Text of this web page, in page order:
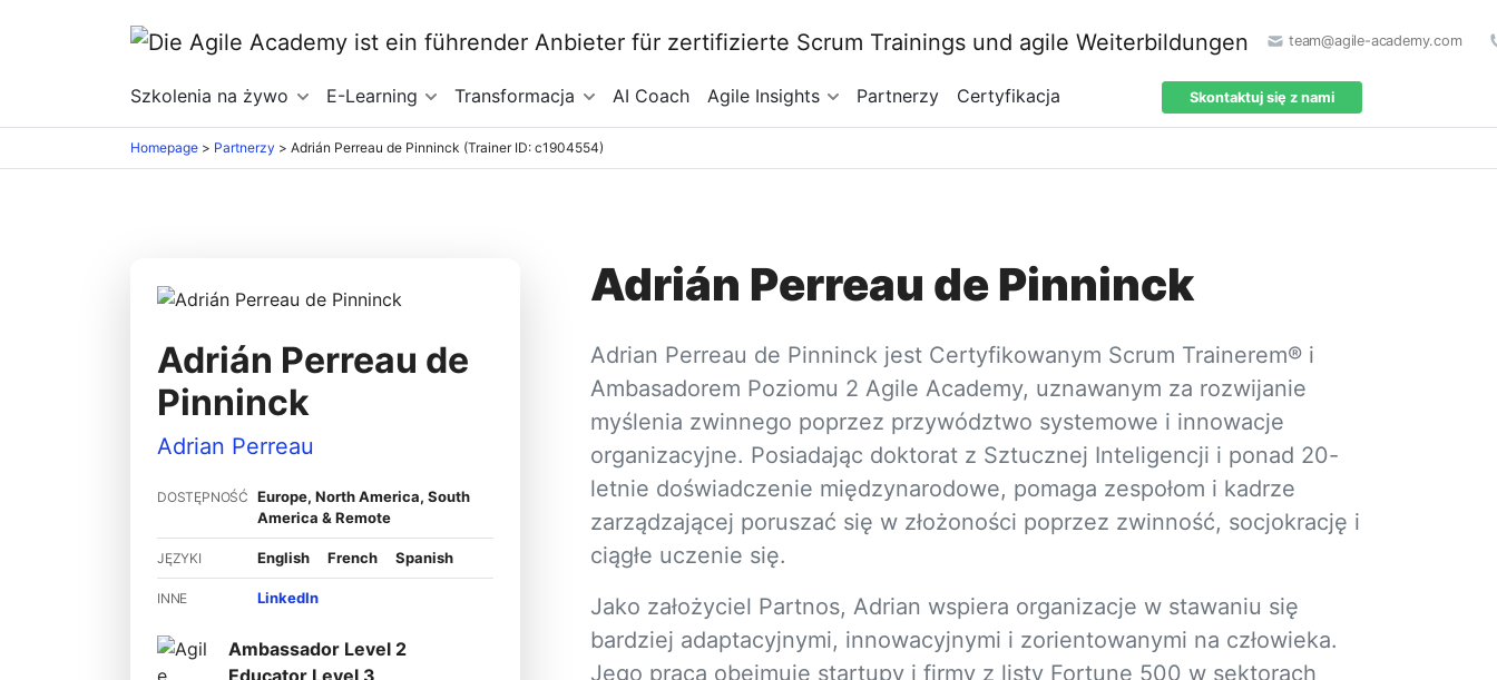
team@agile-academy.com
Szkolenia na żywo E-Learning Transformacja AI Coach Agile Insights Partnerzy Certyfikacja Skontaktuj się z nami
Homepage > Partnerzy > Adrián Perreau de Pinninck (Trainer ID: c1904554)
Adrián Perreau de
Pinninck
Adrian Perreau
DOSTĘPNOŚĆ Europe, North America, South
America & Remote
JĘZYKI English French Spanish
INNE LinkedIn
Ambassador Level 2
Adrián Perreau de Pinninck
Adrian Perreau de Pinninck jest Certyfikowanym Scrum Trainerem® i
Ambasadorem Poziomu 2 Agile Academy, uznawanym za rozwijanie
myślenia zwinnego poprzez przywództwo systemowe i innowacje
organizacyjne. Posiadając doktorat z Sztucznej Inteligencji i ponad 20-
letnie doświadczenie międzynarodowe, pomaga zespołom i kadrze
zarządzającej poruszać się w złożoności poprzez zwinność, socjokrację i
ciągłe uczenie się.
Jako założyciel Partnos, Adrian wspiera organizacje w stawaniu się
bardziej adaptacyjnymi, innowacyjnymi i zorientowanymi na człowieka.
Jego praca obejmuje startupy i firmy z listy Fortune 500 w sektorach